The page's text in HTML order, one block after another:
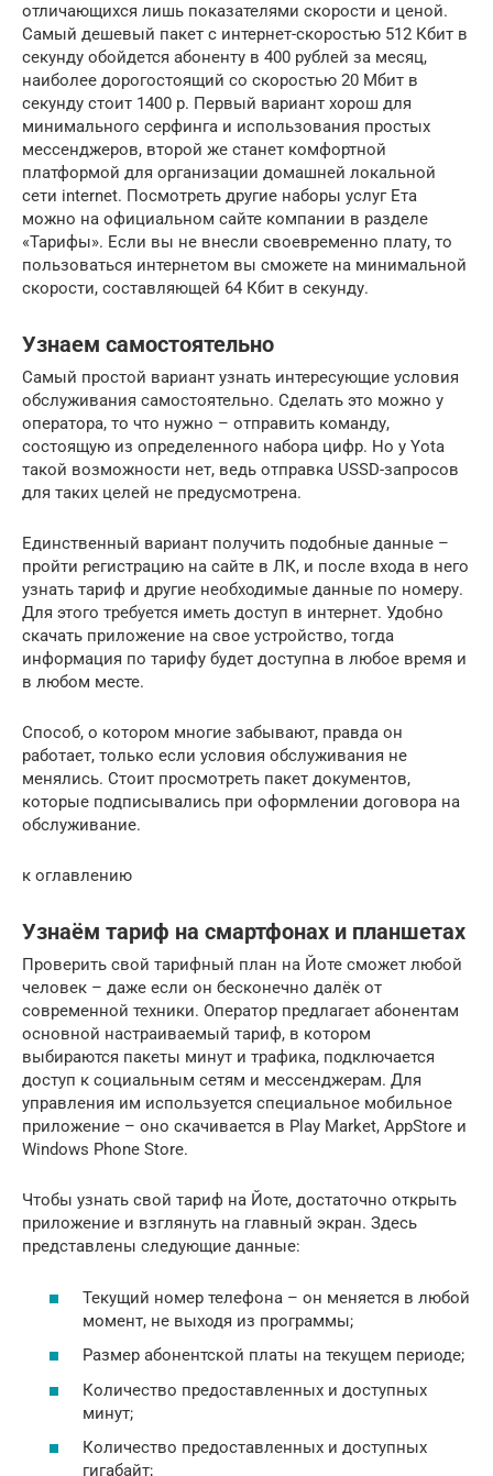
отличающихся лишь показателями скорости и ценой.
Самый дешевый пакет с интернет-скоростью 512 Кбит в
секунду обойдется абоненту в 400 рублей за месяц,
наиболее дорогостоящий со скоростью 20 Мбит в
секунду стоит 1400 р. Первый вариант хорош для
минимального серфинга и использования простых
мессенджеров, второй же станет комфортной
платформой для организации домашней локальной
сети internet. Посмотреть другие наборы услуг Ета
можно на официальном сайте компании в разделе
«Тарифы». Если вы не внесли своевременно плату, то
пользоваться интернетом вы сможете на минимальной
скорости, составляющей 64 Кбит в секунду.
Узнаем самостоятельно
Самый простой вариант узнать интересующие условия
обслуживания самостоятельно. Сделать это можно у
оператора, то что нужно – отправить команду,
состоящую из определенного набора цифр. Но у Yota
такой возможности нет, ведь отправка USSD-запросов
для таких целей не предусмотрена.
Единственный вариант получить подобные данные –
пройти регистрацию на сайте в ЛК, и после входа в него
узнать тариф и другие необходимые данные по номеру.
Для этого требуется иметь доступ в интернет. Удобно
скачать приложение на свое устройство, тогда
информация по тарифу будет доступна в любое время и
в любом месте.
Способ, о котором многие забывают, правда он
работает, только если условия обслуживания не
менялись. Стоит просмотреть пакет документов,
которые подписывались при оформлении договора на
обслуживание.
к оглавлению
Узнаём тариф на смартфонах и планшетах
Проверить свой тарифный план на Йоте сможет любой
человек – даже если он бесконечно далёк от
современной техники. Оператор предлагает абонентам
основной настраиваемый тариф, в котором
выбираются пакеты минут и трафика, подключается
доступ к социальным сетям и мессенджерам. Для
управления им используется специальное мобильное
приложение – оно скачивается в Play Market, AppStore и
Windows Phone Store.
Чтобы узнать свой тариф на Йоте, достаточно открыть
приложение и взглянуть на главный экран. Здесь
представлены следующие данные:
Текущий номер телефона – он меняется в любой
момент, не выходя из программы;
Размер абонентской платы на текущем периоде;
Количество предоставленных и доступных
минут;
Количество предоставленных и доступных
гигабайт;